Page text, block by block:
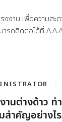
งงาน เพื่อความส
ารถติดต่อได้ที่
านต่างด้าว
สำคัญอย่างไร